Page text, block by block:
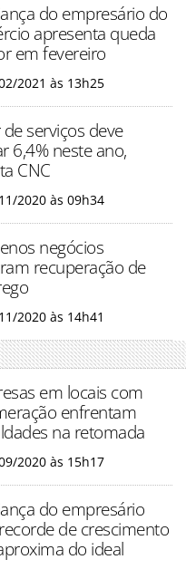
do empresário do
apresenta queda
em fevereiro
2021 às 13h25
de serviços deve
6,4% neste ano,
CNC
2020 às 09h34
negócios
recuperação de
2020 às 14h41
em locais com
enfrentam
na retomada
2020 às 15h17
do empresário
de crescimento
do ideal